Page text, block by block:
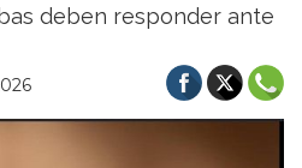
deben responder ante